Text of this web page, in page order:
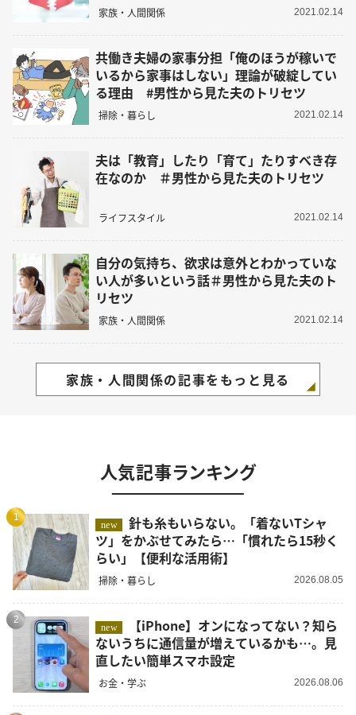
家族・人間関係 2021.02.14
共働き夫婦の家事分担「俺のほうが稼いで
いるから家事はしない」理論が破綻してい
る理由 #男性から見た夫のトリセツ
掃除・暮らし 2021.02.14
夫は「教育」したり「育て」たりすべき存
在なのか ＃男性から見た夫のトリセツ
ライフスタイル 2021.02.14
自分の気持ち、欲求は意外とわかっていな
い人が多いという話＃男性から見た夫のト
リセツ
家族・人間関係 2021.02.14
家族・人間関係の記事をもっと見る
人気記事ランキング
1
new
針も糸もいらない。「着ないTシャ
ツ」をかぶせてみたら…「慣れたら15秒く
らい」【便利な活用術】
掃除・暮らし 2026.08.05
2
new
ないうちに通信量が増えているかも…。見
直したい簡単スマホ設定
お金・学ぶ 2026.08.06